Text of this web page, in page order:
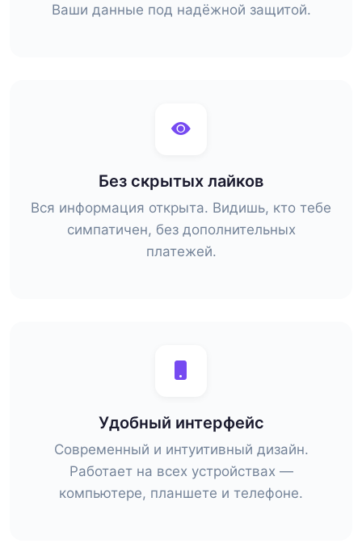
Ваши данные под надёжной защитой.
Без скрытых лайков
Вся информация открыта. Видишь, кто тебе
симпатичен, без дополнительных
платежей.
Удобный интерфейс
Современный и интуитивный дизайн.
Работает на всех устройствах —
компьютере, планшете и телефоне.